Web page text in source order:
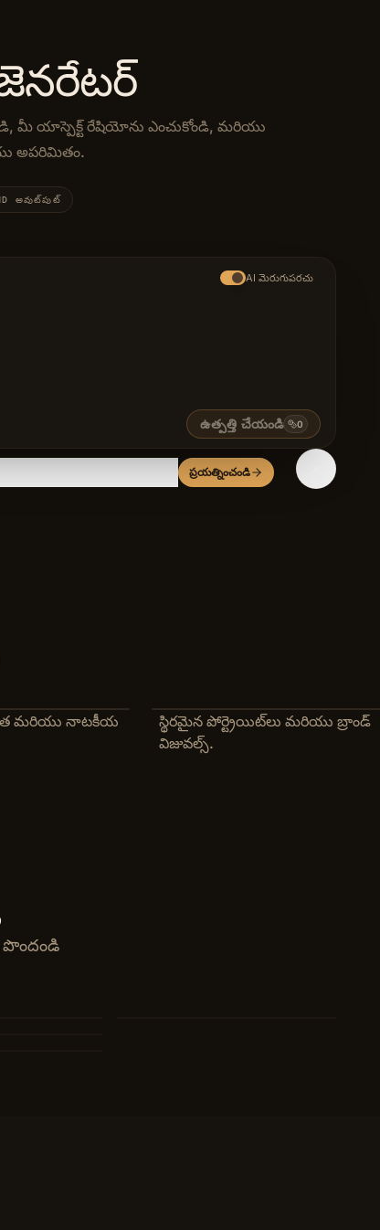
మీ యాస్పెక్ట్ రేషియోను ఎంచుకోండి, మరియు
అపరిమితం.
అవుట్‌పుట్
AI మెరుగుపరచు
ఉత్పత్తి చేయండి 0
ప్రయత్నించండి
మరియు నాటకీయ
స్థిరమైన పోర్ట్రెయిట్‌లు మరియు బ్రాండ్
విజువల్స్.
పొందండి